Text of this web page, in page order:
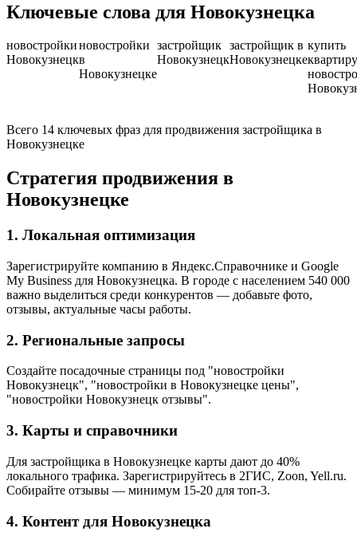
Ключевые слова для Новокузнецка
новостройки
Новокузнецк
новостройки
в
Новокузнецке
застройщик
Новокузнецк
застройщик в
Новокузнецке
купить
Всего 14 ключевых фраз для продвижения застройщика в
Новокузнецке
Стратегия продвижения в
Новокузнецке
1. Локальная оптимизация
Зарегистрируйте компанию в Яндекс.Справочнике и Google
My Business для Новокузнецка. В городе с населением 540 000
важно выделиться среди конкурентов — добавьте фото,
отзывы, актуальные часы работы.
2. Региональные запросы
Создайте посадочные страницы под "новостройки
Новокузнецк", "новостройки в Новокузнецке цены",
"новостройки Новокузнецк отзывы".
3. Карты и справочники
Для застройщика в Новокузнецке карты дают до 40%
локального трафика. Зарегистрируйтесь в 2ГИС, Zoon, Yell.ru.
Собирайте отзывы — минимум 15-20 для топ-3.
4. Контент для Новокузнецка